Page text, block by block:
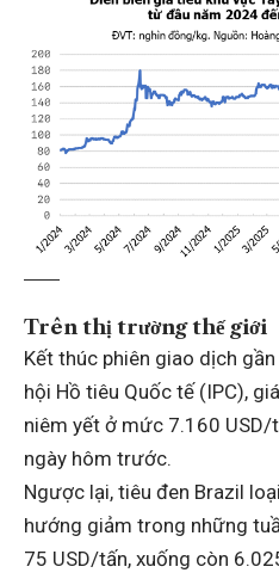
Trên thị trường thế giới
Kết thúc phiên giao dịch
hội Hồ tiêu Quốc tế (IPC),
niêm yết ở mức 7.160
ngày hôm trước.
Ngược lại, tiêu đen Brazil
hướng giảm trong những
75 USD/tấn, xuống còn